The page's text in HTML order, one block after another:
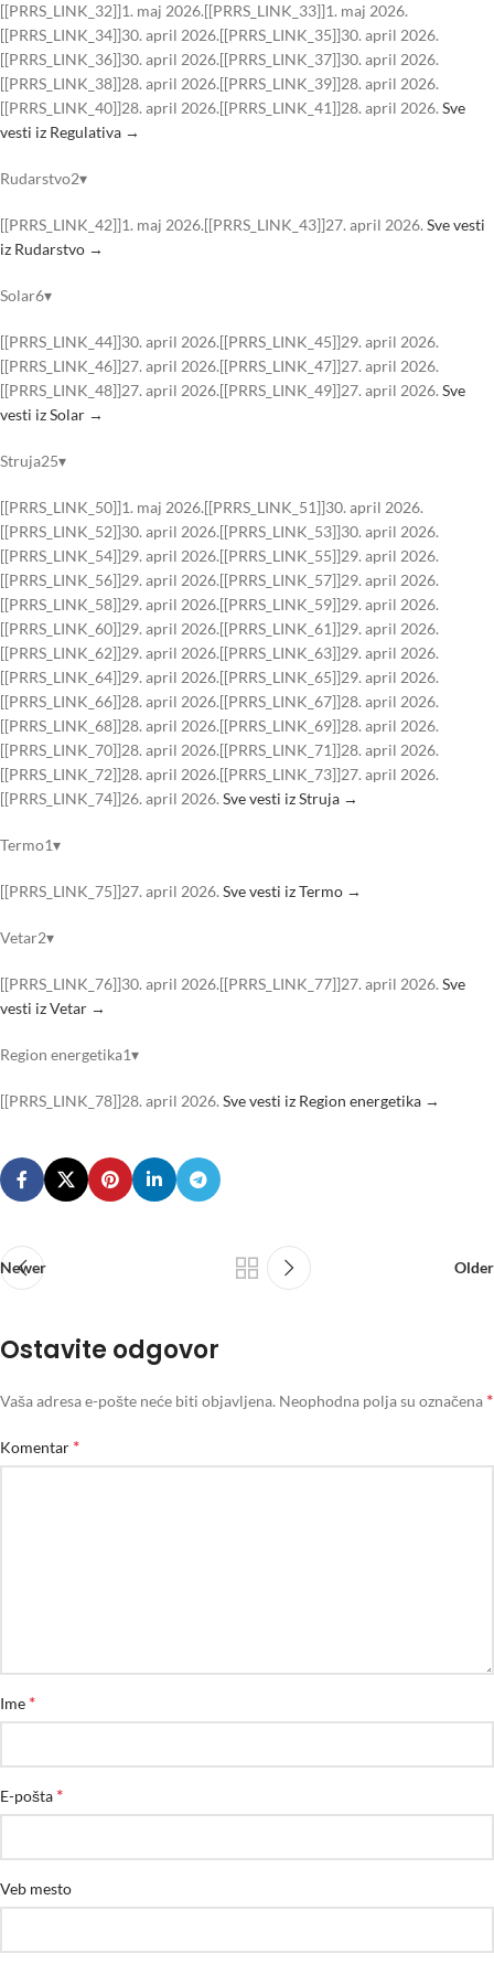
[[PRRS_LINK_32]]1. maj 2026.[[PRRS_LINK_33]]1. maj 2026.
[[PRRS_LINK_34]]30. april 2026.[[PRRS_LINK_35]]30. april 2026.
[[PRRS_LINK_36]]30. april 2026.[[PRRS_LINK_37]]30. april 2026.
[[PRRS_LINK_38]]28. april 2026.[[PRRS_LINK_39]]28. april 2026.
[[PRRS_LINK_40]]28. april 2026.[[PRRS_LINK_41]]28. april 2026. Sve
vesti iz Regulativa →
Rudarstvo2▾
[[PRRS_LINK_42]]1. maj 2026.[[PRRS_LINK_43]]27. april 2026. Sve vesti
iz Rudarstvo →
Solar6▾
[[PRRS_LINK_44]]30. april 2026.[[PRRS_LINK_45]]29. april 2026.
[[PRRS_LINK_46]]27. april 2026.[[PRRS_LINK_47]]27. april 2026.
[[PRRS_LINK_48]]27. april 2026.[[PRRS_LINK_49]]27. april 2026. Sve
vesti iz Solar →
Struja25▾
[[PRRS_LINK_50]]1. maj 2026.[[PRRS_LINK_51]]30. april 2026.
[[PRRS_LINK_52]]30. april 2026.[[PRRS_LINK_53]]30. april 2026.
[[PRRS_LINK_54]]29. april 2026.[[PRRS_LINK_55]]29. april 2026.
[[PRRS_LINK_56]]29. april 2026.[[PRRS_LINK_57]]29. april 2026.
[[PRRS_LINK_58]]29. april 2026.[[PRRS_LINK_59]]29. april 2026.
[[PRRS_LINK_60]]29. april 2026.[[PRRS_LINK_61]]29. april 2026.
[[PRRS_LINK_62]]29. april 2026.[[PRRS_LINK_63]]29. april 2026.
[[PRRS_LINK_64]]29. april 2026.[[PRRS_LINK_65]]29. april 2026.
[[PRRS_LINK_66]]28. april 2026.[[PRRS_LINK_67]]28. april 2026.
[[PRRS_LINK_68]]28. april 2026.[[PRRS_LINK_69]]28. april 2026.
[[PRRS_LINK_70]]28. april 2026.[[PRRS_LINK_71]]28. april 2026.
[[PRRS_LINK_72]]28. april 2026.[[PRRS_LINK_73]]27. april 2026.
[[PRRS_LINK_74]]26. april 2026. Sve vesti iz Struja →
Termo1▾
[[PRRS_LINK_75]]27. april 2026. Sve vesti iz Termo →
Vetar2▾
[[PRRS_LINK_76]]30. april 2026.[[PRRS_LINK_77]]27. april 2026. Sve
vesti iz Vetar →
Region energetika1▾
[[PRRS_LINK_78]]28. april 2026. Sve vesti iz Region energetika →
Newer Older
Ostavite odgovor
Vaša adresa e-pošte neće biti objavljena. Neophodna polja su označena *
Komentar *
Ime *
E-pošta *
Veb mesto